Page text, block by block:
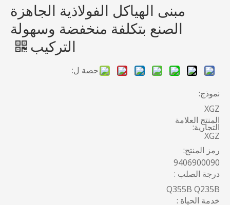
مبنى الهياكل الفولاذية الجاهزة
الصنع بتكلفة منخفضة وسهولة
التركيب
حصة ل:
نموذج:
XGZ
المنتج العلامة
التجارية:
XGZ
رمز المنتج:
9406900090
درجة الصلب :
Q355B Q235B
خدمة الحياة :